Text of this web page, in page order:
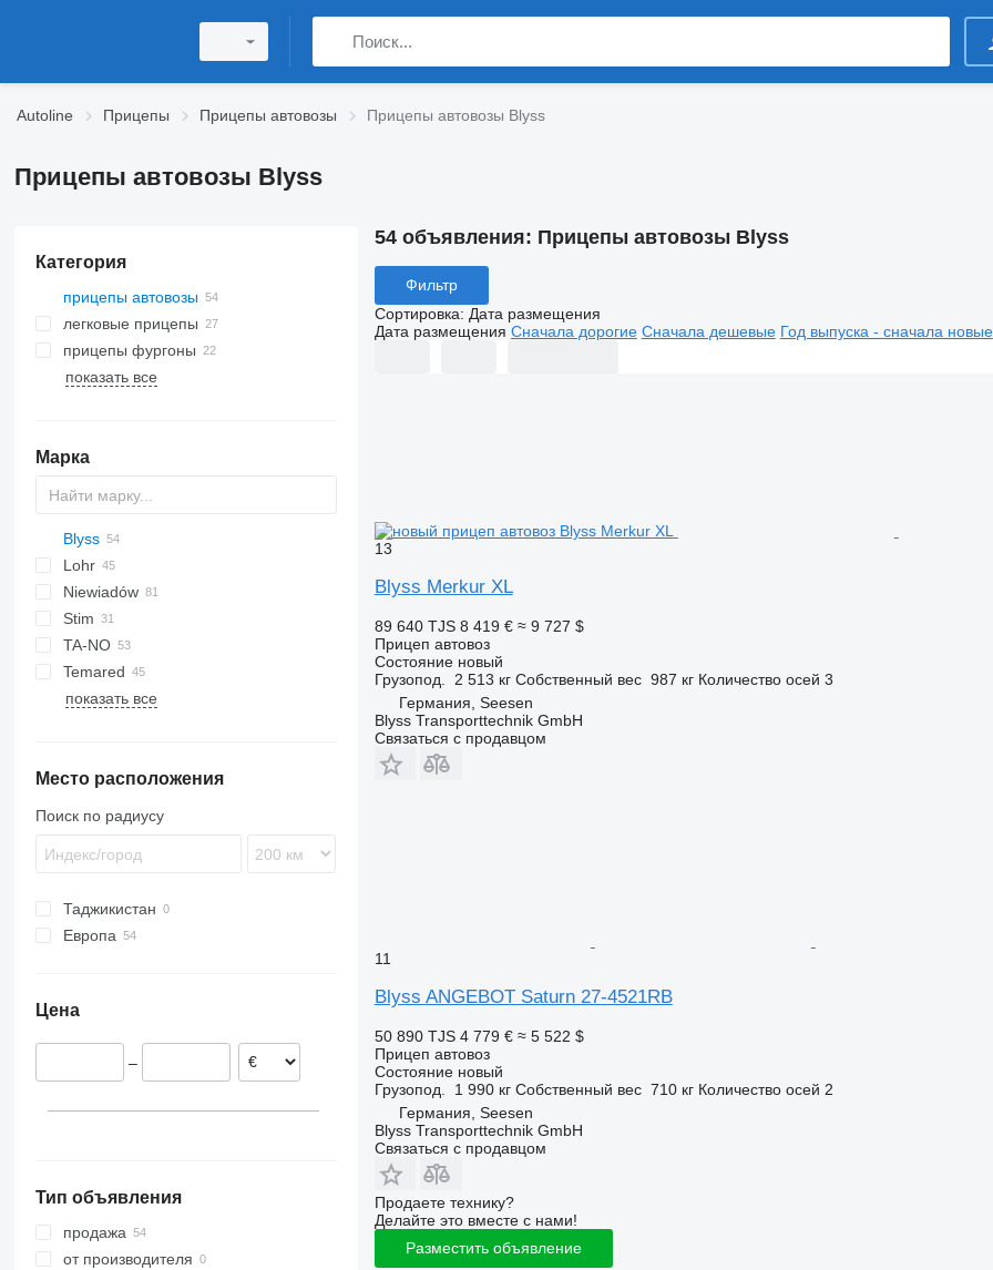
Autoline Прицепы Прицепы автовозы Прицепы автовозы Blyss
Прицепы автовозы Blyss
Категория
прицепы автовозы
легковые прицепы
прицепы фургоны
показать все
Марка
Blyss
Jupiter
A Transporter
Race Transporter
T Transporter
Lohr
Eurolohr
Maxilohr
Niewiadów
N-series
Pegasus
Stim
TA-NO
Formula
Trio
Temared
Car Flat
показать все
Место расположения
Поиск по радиусу
Таджикистан
Европа
Цена
–
Тип объявления
продажа
от производителя
54 объявления: Прицепы автовозы Blyss
Фильтр
Сортировка: Дата размещения
Дата размещения Сначала дорогие Сначала дешевые Год выпуска - сначала новые
13
Blyss Merkur XL
89 640 TJS 8 419 € ≈ 9 727 $
Прицеп автовоз
Состояниеновый
Грузопод.
2 513 кг Собственный вес 987 кг Количество осей 3
Германия, Seesen
Blyss Transporttechnik GmbH
Связаться с продавцом
11
Blyss ANGEBOT Saturn 27-4521RB
50 890 TJS 4 779 € ≈ 5 522 $
Прицеп автовоз
Состояниеновый
Грузопод.
1 990 кг Собственный вес 710 кг Количество осей 2
Германия, Seesen
Blyss Transporttechnik GmbH
Связаться с продавцом
Продаете технику?
Делайте это вместе с нами!
Разместить объявление